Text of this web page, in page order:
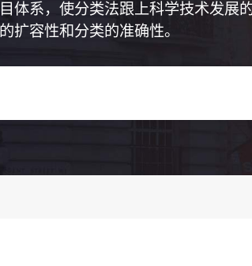
体系，使分类法跟上科学技术发展
扩容性和分类的准确性。